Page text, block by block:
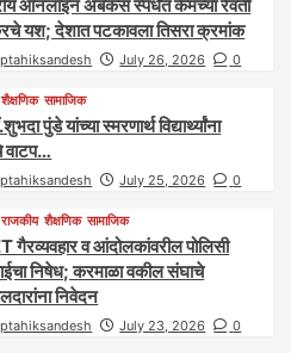
ऑनलाइन अबॅकस स्पर्धेत केमच्या रेवती
यश; देशात पटकावला तिसरा क्रमांक
July 26, 2026 0
शैक्षणिक सामाजिक
पुंडे यांच्या स्मरणार्थ विद्यार्थ्यांना
वाटप…
July 25, 2026 0
राजकीय शैक्षणिक सामाजिक
गैरव्यवहार व आंदोलकांवरील पोलिसी
निषेध; करमाळा वकील संघाचे
निवेदन
July 23, 2026 0